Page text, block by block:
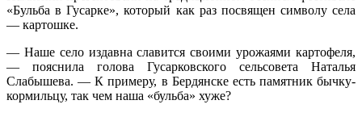
«Бульба в Гусарке», который как раз посвящен символу села
— картошке.
— Наше село издавна славится своими урожаями картофеля,
— пояснила голова Гусарковского сельсовета Наталья
Слабышева. — К примеру, в Бердянске есть памятник бычку-
кормильцу, так чем наша «бульба» хуже?